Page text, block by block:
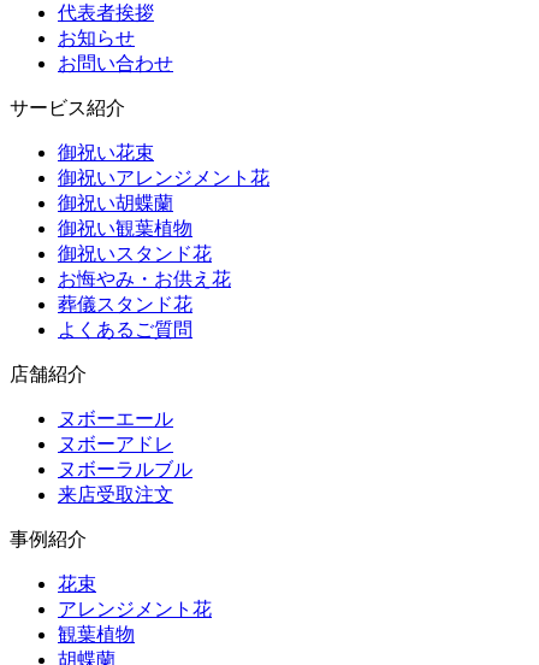
代表者挨拶
お知らせ
お問い合わせ
サービス紹介
御祝い花束
御祝いアレンジメント花
御祝い胡蝶蘭
御祝い観葉植物
御祝いスタンド花
お悔やみ・お供え花
葬儀スタンド花
よくあるご質問
店舗紹介
ヌボーエール
ヌボーアドレ
ヌボーラルブル
来店受取注文
事例紹介
花束
アレンジメント花
観葉植物
胡蝶蘭